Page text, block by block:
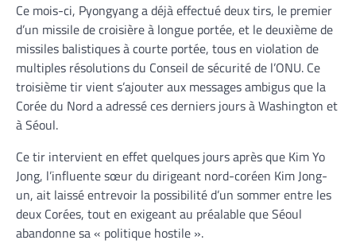
Ce mois-ci, Pyongyang a déjà effectué deux tirs, le premier
d’un missile de croisière à longue portée, et le deuxième de
missiles balistiques à courte portée, tous en violation de
multiples résolutions du Conseil de sécurité de l’ONU. Ce
troisième tir vient s’ajouter aux messages ambigus que la
Corée du Nord a adressé ces derniers jours à Washington et
à Séoul.
Ce tir intervient en effet quelques jours après que Kim Yo
Jong, l’influente sœur du dirigeant nord-coréen Kim Jong-
un, ait laissé entrevoir la possibilité d’un sommer entre les
deux Corées, tout en exigeant au préalable que Séoul
abandonne sa « politique hostile ».